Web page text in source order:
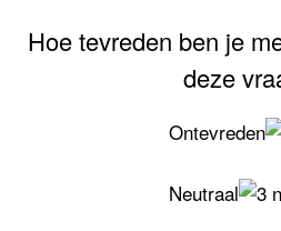
Hoe tevreden ben je
deze
Ontevreden
Neutraal